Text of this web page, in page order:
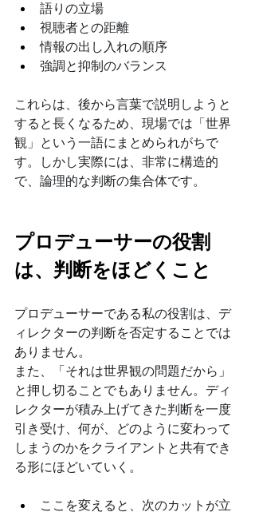
語りの立場
視聴者との距離
情報の出し入れの順序
強調と抑制のバランス
これらは、後から言葉で説明しようと
すると長くなるため、現場では「世界
観」という一語にまとめられがちで
す。しかし実際には、非常に構造的
で、論理的な判断の集合体です。
プロデューサーの役割
は、判断をほどくこと
プロデューサーである私の役割は、デ
ィレクターの判断を否定することでは
ありません。
また、「それは世界観の問題だから」
と押し切ることでもありません。ディ
レクターが積み上げてきた判断を一度
引き受け、何が、どのように変わって
しまうのかをクライアントと共有でき
る形にほどいていく。
ここを変えると、次のカットが立